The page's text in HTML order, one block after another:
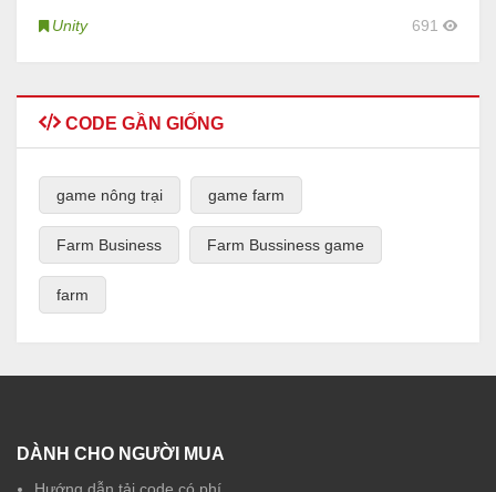
Unity 691
CODE GẦN GIỐNG
game nông trại game farm
Farm Business Farm Bussiness game
farm
DÀNH CHO NGƯỜI MUA